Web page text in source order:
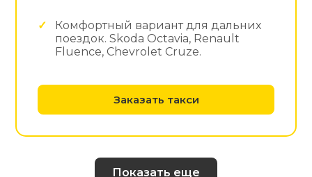
Комфортный вариант для дальних
поездок. Skoda Octavia, Renault
Fluence, Chevrolet Cruze.
Заказать такси
Показать еще